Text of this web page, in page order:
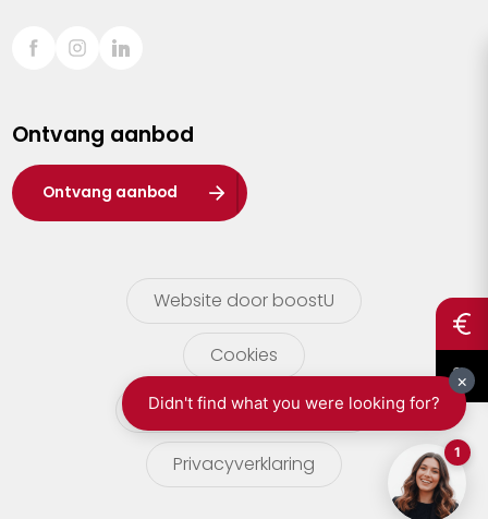
Sint-Truiden
Waasland
Wuustwezel
Zoersel
Ontvang aanbod
Ontvang aanbod
Website door boostU
Cookies
gebruikersvoorwaarden
Privacyverklaring